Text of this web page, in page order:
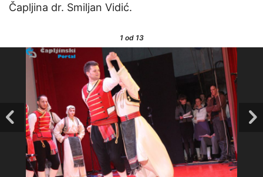
Čapljina dr. Smiljan Vidić.
1od 13